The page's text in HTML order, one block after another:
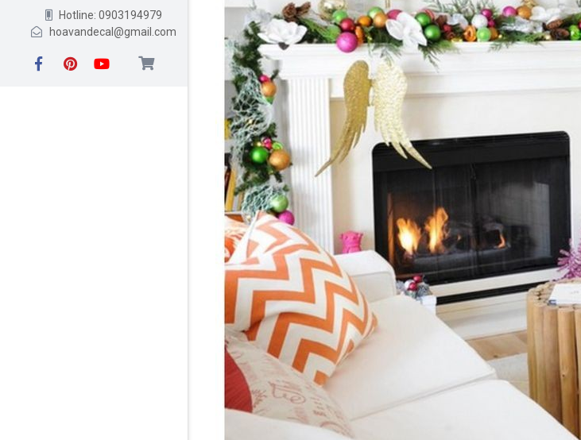
Hotline: 0903194979
hoavandecal@gmail.com